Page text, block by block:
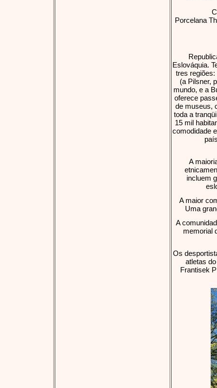
Porcelana
Eslováquia.
tres
(a Pilsner,
mundo, e a
oferece
de museus,
toda a
15 mil
comodidade
A
incluem
A maior
Uma
A
memorial
Os
atletas
Frantisek